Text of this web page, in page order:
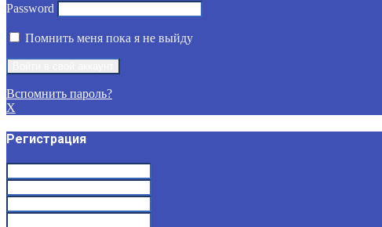
Password
Помнить меня пока я не выйду
Вспомнить пароль?
X
Регистрация